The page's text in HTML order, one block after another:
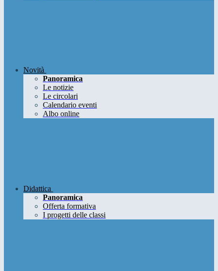
Novità
Panoramica
Le notizie
Le circolari
Calendario eventi
Albo online
Didattica
Panoramica
Offerta formativa
I progetti delle classi